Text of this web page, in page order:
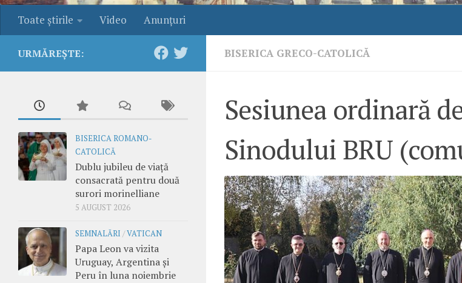
Toate ştirile Video Anunţuri
BISERICA GRECO-CATOLICĂ
Sesiunea ordinară
Sinodului BRU
URMĂREȘTE:
BISERICA ROMANO-
CATOLICĂ
Dublu jubileu de viață
consacrată pentru două
surori morinelliane
5 AUGUST 2026
SEMNALĂRI /VATICAN
Papa Leon va vizita
Uruguay, Argentina și
Peru în luna noiembrie